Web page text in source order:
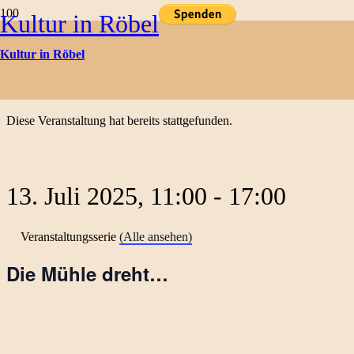
Kultur in Röbel
Kultur in Röbel
Kulturtermine
Diese Veranstaltung hat bereits stattgefunden.
13. Juli 2025, 11:00 - 17:00
Veranstaltungsserie (Alle ansehen)
Die Mühle dreht…